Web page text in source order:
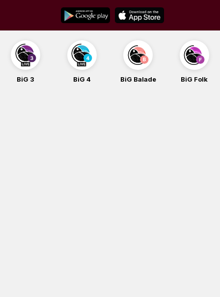
content
BiG 3 BiG 4 BiG Balade BiG Folk